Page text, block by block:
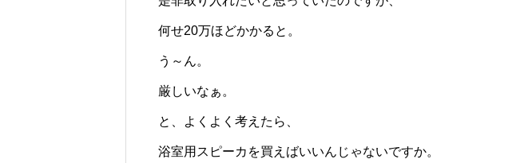
何せ20万ほどかかると。
う～ん。
厳しいなぁ。
と、よくよく考えたら、
浴室用スピーカを買えばいいんじゃないですか。